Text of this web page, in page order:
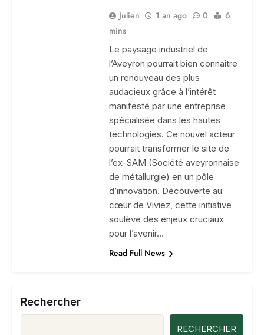
Julien 1 an ago 0
6
mins
Le paysage industriel de
l’Aveyron pourrait bien connaître
un renouveau des plus
audacieux grâce à l’intérêt
manifesté par une entreprise
spécialisée dans les hautes
technologies. Ce nouvel acteur
pourrait transformer le site de
l’ex-SAM (Société aveyronnaise
de métallurgie) en un pôle
d’innovation. Découverte au
cœur de Viviez, cette initiative
soulève des enjeux cruciaux
pour l’avenir…
Read Full News
Rechercher
RECHERCHER